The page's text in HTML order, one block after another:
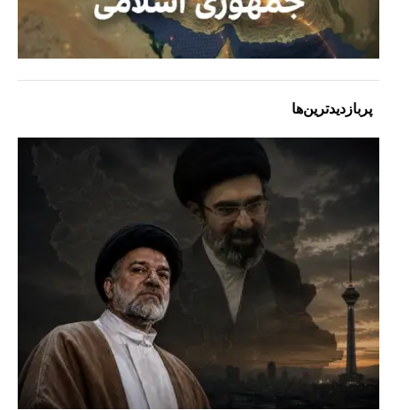
پربازدیدترین‌ها